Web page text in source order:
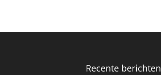
Recente berichten